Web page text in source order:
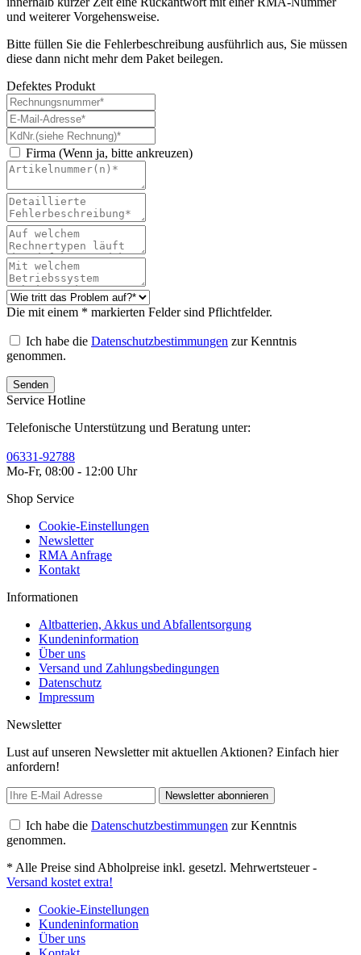
und weiterer Vorgehensweise.
Bitte füllen Sie die Fehlerbeschreibung ausführlich aus, Sie müssen
diese dann nicht mehr dem Paket beilegen.
Defektes Produkt
Firma (Wenn ja, bitte ankreuzen)
Die mit einem * markierten Felder sind Pflichtfelder.
Ich habe die Datenschutzbestimmungen zur Kenntnis
genommen.
Senden
Service Hotline
Telefonische Unterstützung und Beratung unter:
06331-92788
Mo-Fr, 08:00 - 12:00 Uhr
Shop Service
Cookie-Einstellungen
Newsletter
RMA Anfrage
Kontakt
Informationen
Altbatterien, Akkus und Abfallentsorgung
Kundeninformation
Über uns
Versand und Zahlungsbedingungen
Datenschutz
Impressum
Newsletter
Lust auf unseren Newsletter mit aktuellen Aktionen? Einfach hier
anfordern!
Newsletter abonnieren
Ich habe die Datenschutzbestimmungen zur Kenntnis
genommen.
* Alle Preise sind Abholpreise inkl. gesetzl. Mehrwertsteuer -
Versand kostet extra!
Cookie-Einstellungen
Kundeninformation
Über uns